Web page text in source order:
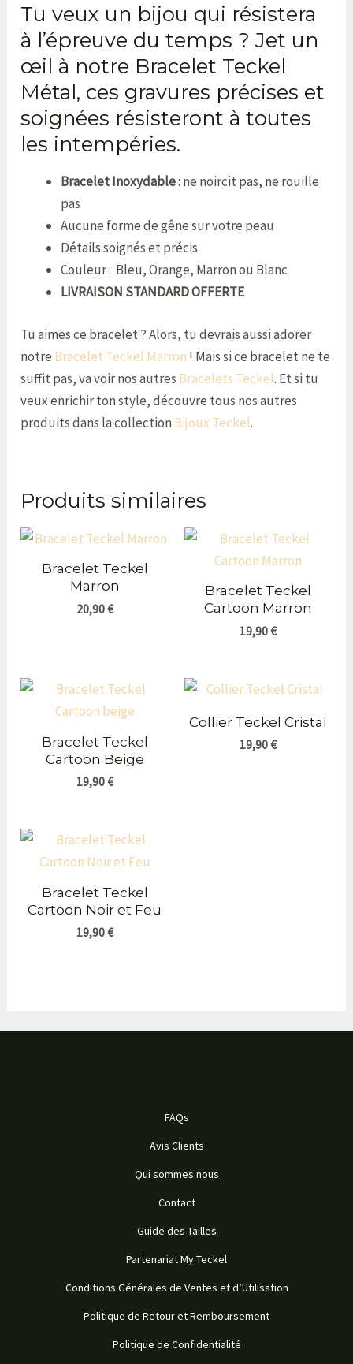
Tu veux un bijou qui résistera
à l’épreuve du temps ? Jet un
œil à notre Bracelet Teckel
Métal, ces gravures précises et
soignées résisteront à toutes
les intempéries.
Bracelet Inoxydable: ne noircit pas, ne rouille
pas
Aucune forme de gêne sur votre peau
Détails soignés et précis
Couleur : Bleu, Orange, Marron ou Blanc
LIVRAISON STANDARD OFFERTE
Tu aimes ce bracelet ? Alors, tu devrais aussi adorer
notre Bracelet Teckel Marron ! Mais si ce bracelet ne te
suffit pas, va voir nos autres Bracelets Teckel. Et si tu
veux enrichir ton style, découvre tous nos autres
produits dans la collection Bijoux Teckel.
Produits similaires
Bracelet Teckel
Marron
20,90€
Bracelet Teckel
Cartoon Marron
19,90€
Bracelet Teckel
Cartoon Beige
19,90€
Collier Teckel Cristal
19,90€
Bracelet Teckel
Cartoon Noir et Feu
19,90€
FAQs
Avis Clients
Qui sommes nous
Contact
Guide des Tailles
Partenariat My Teckel
Conditions Générales de Ventes et d’Utilisation
Politique de Retour et Remboursement
Politique de Confidentialité